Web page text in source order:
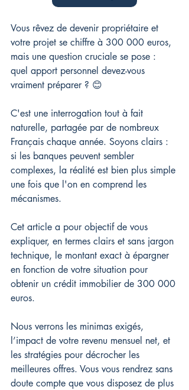
Vous rêvez de devenir propriétaire et
votre projet se chiffre à 300 000 euros,
mais une question cruciale se pose :
quel apport personnel devez-vous
vraiment préparer ? 😊
C'est une interrogation tout à fait
naturelle, partagée par de nombreux
Français chaque année. Soyons clairs :
si les banques peuvent sembler
complexes, la réalité est bien plus simple
une fois que l'on en comprend les
mécanismes.
Cet article a pour objectif de vous
expliquer, en termes clairs et sans jargon
technique, le montant exact à épargner
en fonction de votre situation pour
obtenir un crédit immobilier de 300 000
euros.
Nous verrons les minimas exigés,
l’impact de votre revenu mensuel net, et
les stratégies pour décrocher les
meilleures offres. Vous vous rendrez sans
doute compte que vous disposez de plus